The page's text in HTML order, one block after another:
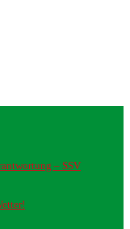
– SSV